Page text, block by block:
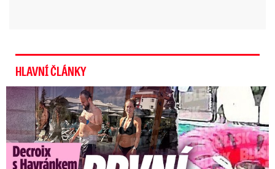
HLAVNÍ ČLÁNKY
Exministryně s Havránkem dováděli v Polsku: První slova!